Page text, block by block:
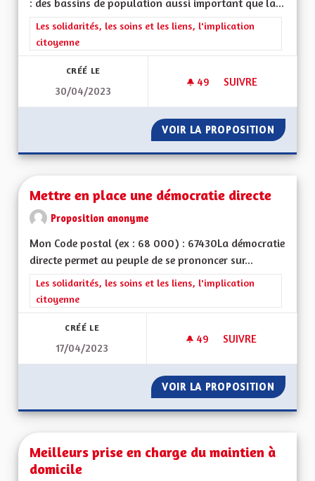
: des bassins de population aussi important que la...
Filtrer les résultats de la catégorie : Les solidarités, les soins
Les solidarités, les soins et les liens, l'implication
citoyenne
CRÉÉ LE
30/04/2023
49 49 ABONNÉS
SUIVRE
VOIR LA PROPOSITION
Mettre en place une démocratie directe
Proposition anonyme
Mon Code postal (ex : 68 000) : 67430La démocratie
directe permet au peuple de se prononcer sur...
Filtrer les résultats de la catégorie : Les solidarités, les soins
Les solidarités, les soins et les liens, l'implication
citoyenne
CRÉÉ LE
17/04/2023
49 49 ABONNÉS
SUIVRE
VOIR LA PROPOSITION
Meilleurs prise en charge du maintien à
domicile